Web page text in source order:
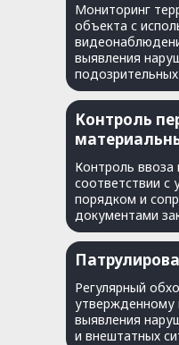
Регулярный
выявления
и внештатных
Мониторинг
объекта с
выявления
Контроль
Контроль
соответствии с
порядком и
документами